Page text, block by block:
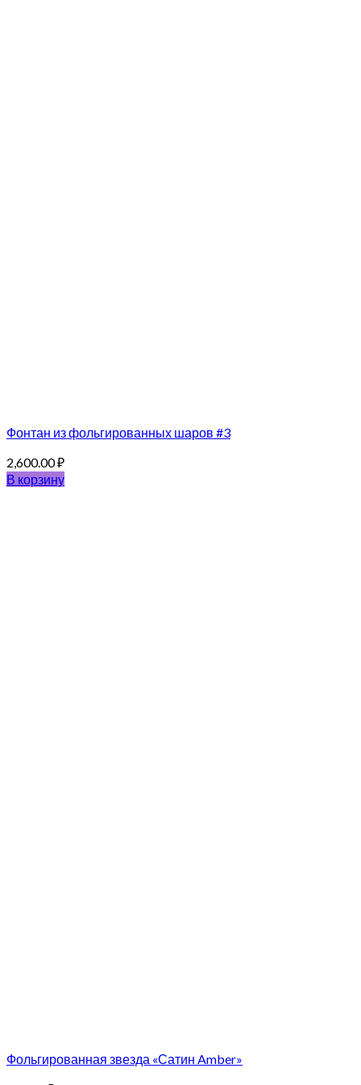
Фонтан из фольгированных шаров #3
2,600.00₽
В корзину
Фольгированная звезда «Сатин Amber»